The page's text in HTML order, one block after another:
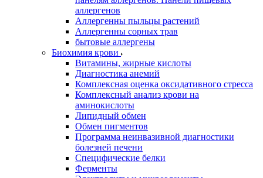
аллергенов
Аллергенны пыльцы растений
Аллергенны сорных трав
бытовые аллергены
Биохимия крови
Витамины, жирные кислоты
Диагностика анемий
Комплексная оценка оксидативного стресса
Комплексный анализ крови на
аминокислоты
Липидный обмен
Обмен пигментов
Программа неинвазивной диагностики
болезней печени
Специфические белки
Ферменты